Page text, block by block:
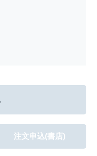
注文申込(書店)